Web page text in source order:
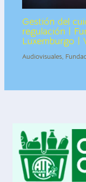
Gestión del
regulación |
Luxemburgo |
Audiovisuales,